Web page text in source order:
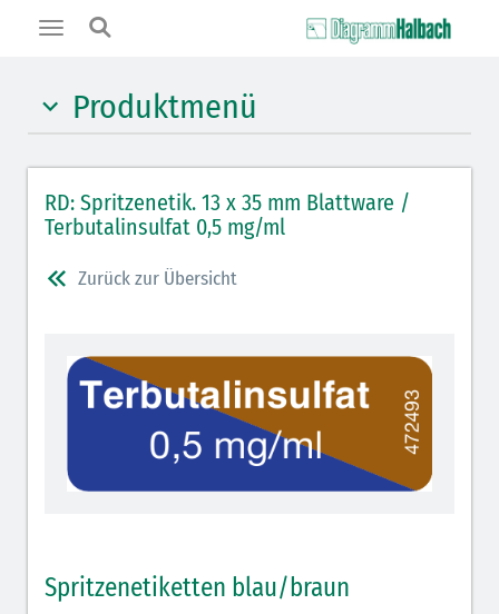
Toggle
Produktmenü
Benzodiazepine (orange)
Benzodiazepin-Antagonisten (orange schraffiert)
Muskelrelaxantien (rot weißer Kopfbalken)
Opiate/Opioide (hellblau)
Opioid-Antagonisten (hellblau schraffiert)
Lokalanästhetika (grau)
schraffiert)
RD: Spritzenetik. 13 x 35 mm Blattware /
Terbutalinsulfat 0,5 mg/ml
Zurück zur Übersicht
Spritzenetiketten blau/braun